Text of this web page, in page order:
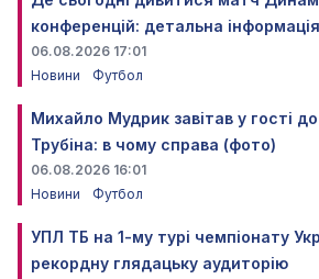
конференцій: детальна
06.08.2026 17:01
Новини
Футбол
Михайло Мудрик завітав у гості
Трубіна: в чому справа (фото)
06.08.2026 16:01
Новини
Футбол
УПЛ ТБ на 1-му турі чемпіонату
рекордну глядацьку аудиторію